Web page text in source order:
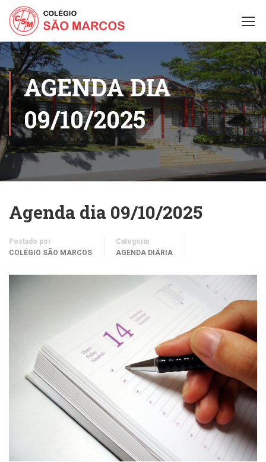
AGENDA DIA
09/10/2025
Agenda dia 09/10/2025
Postado por
COLÉGIO SÃO MARCOS
Categoria
AGENDA DIÁRIA